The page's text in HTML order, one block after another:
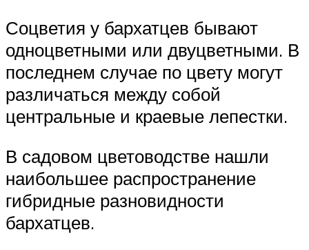
Соцветия у бархатцев бывают
одноцветными или двуцветными. В
последнем случае по цвету могут
различаться между собой
центральные и краевые лепестки.
В садовом цветоводстве нашли
наибольшее распространение
гибридные разновидности
бархатцев.